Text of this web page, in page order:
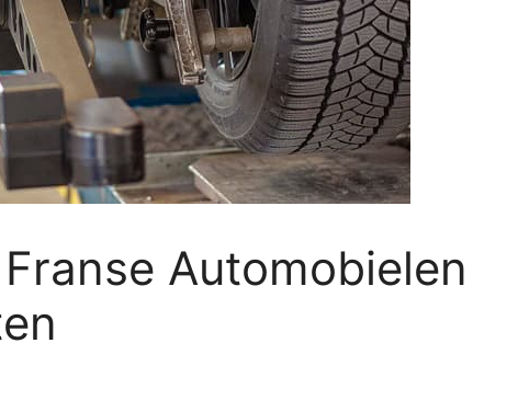
Automobielen